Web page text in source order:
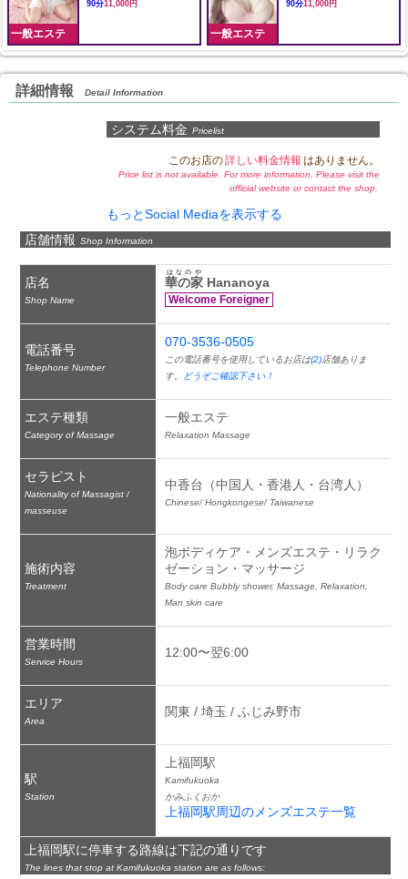
一般エステ
90分11,000円
一般エステ
90分11,000円
詳細情報 Detail Information
システム料金 Pricelist
このお店の詳しい料金情報 はありません。
Price list is not available. For more information, Please visit the
official website or contact the shop.
もっとSocial Mediaを表示する
店舗情報 Shop Information
店名
Shop Name
華の家
はなのや
Hananoya
Welcome Foreigner
電話番号
Telephone Number
070-3536-0505
この電話番号を使用しているお店は(2)店舗ありま
す。
どうぞご確認下さい！
エステ種類
Category of Massage
一般エステ
Relaxation Massage
セラピスト
Nationality of Massagist /
masseuse
中香台（中国人・香港人・台湾人）
Chinese/ Hongkongese/ Taiwanese
施術内容
Treatment
泡ボディケア・メンズエステ・リラク
ゼーション・マッサージ
Body care Bubbly shower, Massage, Relaxation,
Man skin care
営業時間
Service Hours
12:00〜翌6:00
エリア
Area
関東 / 埼玉 / ふじみ野市
駅
Station
上福岡駅
Kamifukuoka
かみふくおか
上福岡駅周辺のメンズエステ一覧
上福岡駅に停車する路線は下記の通りです
The lines that stop at Kamifukuoka station are as follows: